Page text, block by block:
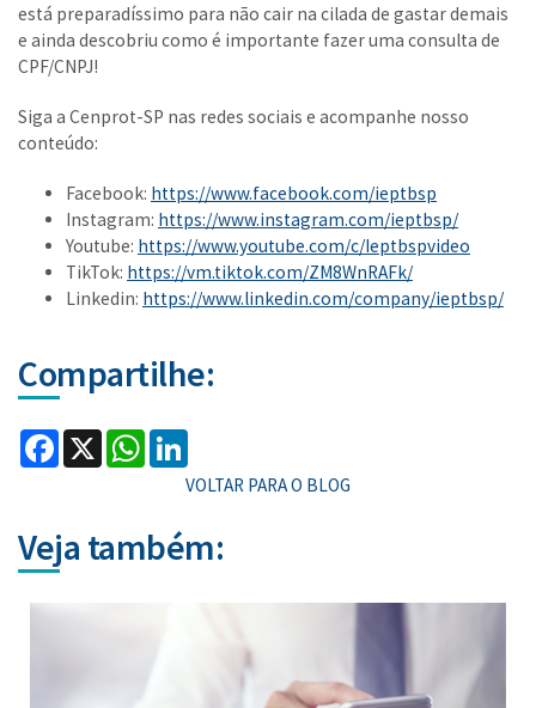
está preparadíssimo para não cair na cilada de gastar demais
e ainda descobriu como é importante fazer uma consulta de
CPF/CNPJ!
Siga a Cenprot-SP nas redes sociais e acompanhe nosso
conteúdo:
Facebook: https://www.facebook.com/ieptbsp
Instagram: https://www.instagram.com/ieptbsp/
Youtube: https://www.youtube.com/c/Ieptbspvideo
TikTok: https://vm.tiktok.com/ZM8WnRAFk/
Linkedin: https://www.linkedin.com/company/ieptbsp/
Compartilhe:
Facebook
X WhatsApp
VOLTAR PARA O BLOG
Veja também: